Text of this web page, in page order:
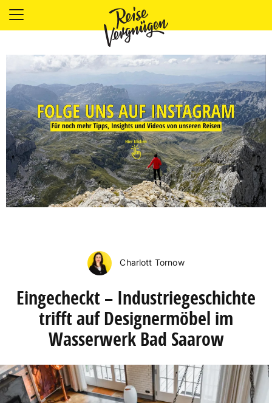
LÄNDER
UNTERKÜNFTE
FOOD
PLANUNG
OUTDOOR
Charlott Tornow
Eingecheckt – Industriegeschichte
trifft auf Designermöbel im
Wasserwerk Bad Saarow